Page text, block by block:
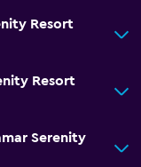
Resort
Resort
Serenity